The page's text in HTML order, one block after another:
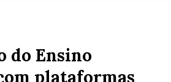
do Ensino
plataformas